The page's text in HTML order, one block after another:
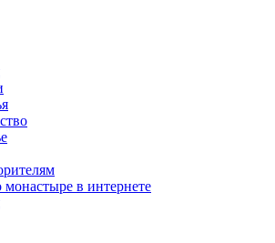
монастыре в интернете